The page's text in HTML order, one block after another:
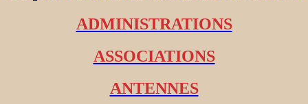
ADMINISTRATIONS
ASSOCIATIONS
ANTENNES